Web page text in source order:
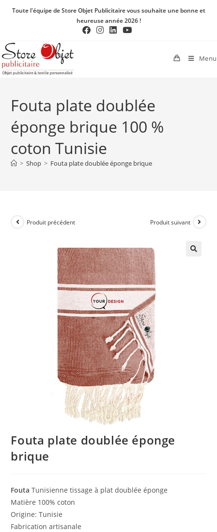
Toute l'équipe de Store Objet Publicitaire vous souhaite une bonne et
heureuse année 2026 !
Menu
Fouta plate doublée
éponge brique 100 %
coton Tunisie
> Shop > Fouta plate doublée éponge brique
Produit précédent Produit suivant
Fouta plate doublée éponge
brique
Fouta Tunisienne tissage à plat doublée éponge
Matière 100% coton
Origine: Tunisie
Fabrication artisanale